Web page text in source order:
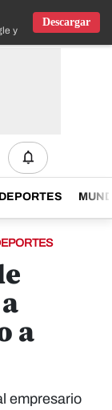
y IOS
Descargar
DEPORTES
a
empresario